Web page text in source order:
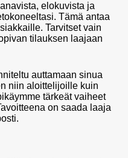
elokuvista ja
Tämä antaa
Tarvitset vain
tilauksen laajaan
auttamaan sinua
niin aloittelijoille kuin
tärkeät vaiheet
on saada laaja